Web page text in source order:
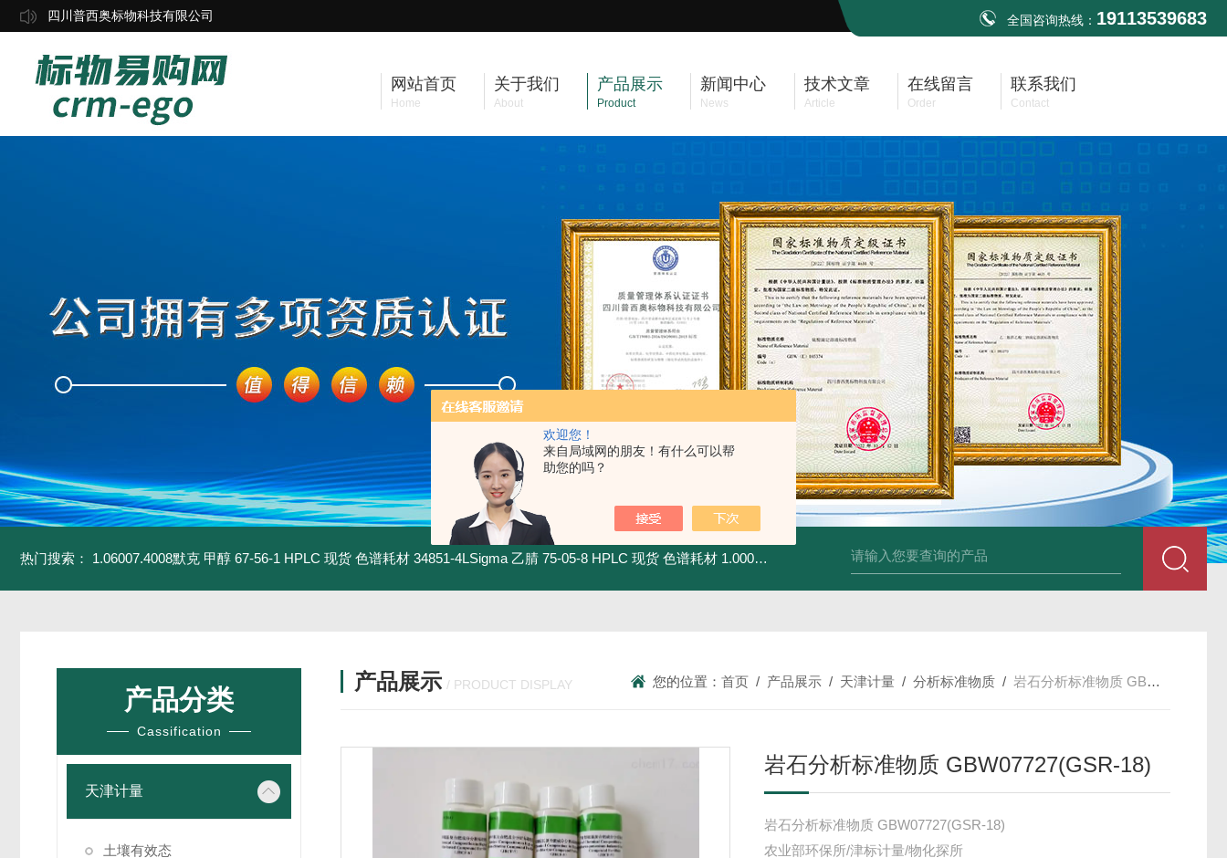
欢迎您！
来自局域网的朋友！有什么可以帮
助您的吗？
四川普西奥标物科技有限公司 全国咨询热线： 19113539683
网站首页
Home
关于我们
About
产品展示
Product
新闻中心
News
技术文章
Article
在线留言
Order
联系我们
Contact
热门搜索： 1.06007.4008默克 甲醇 67-56-1 HPLC 现货 色谱耗材 34851-4LSigma 乙腈 75-05-8 HPLC 现货 色谱耗材 1.00030.4008默克 乙腈 75-05-8 HPLC 现货 色谱耗材 34860-4L-Rsigma 甲醇 67-
产品分类
Cassification
天津计量
土壤有效态
产品展示 / PRODUCT DISPLAY 您的位置：首页 / 产品展示 / 天津计量 /分析标准物质 /岩石分析标准物质 GBW07727(GSR-18)
岩石分析标准物质 GBW07727(GSR-18)
岩石分析标准物质 GBW07727(GSR-18)
农业部环保所/津标计量/物化探所